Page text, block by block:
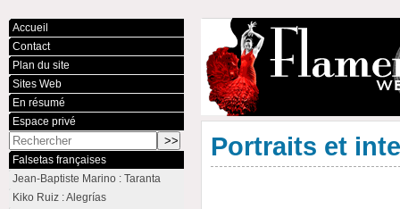
Portraits et
Accueil
Contact
Plan du site
Sites Web
En résumé
Espace privé
Falsetas françaises
Jean-Baptiste Marino : Taranta
Kiko Ruiz : Alegrías